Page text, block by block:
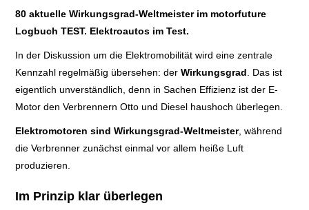
TECHNIK
POLITIK
MOTORSPORT E
TEST
80 aktuelle Wirkungsgrad-Weltmeister im motorfuture
Logbuch TEST. Elektroautos im Test.
In der Diskussion um die Elektromobilität wird eine zentrale
Kennzahl regelmäßig übersehen: derWirkungsgrad . Das ist
eigentlich unverständlich, denn in Sachen Effizienz ist der E-
Motor den Verbrennern Otto und Diesel haushoch überlegen.
Elektromotoren sind Wirkungsgrad-Weltmeister, während
die Verbrenner zunächst einmal vor allem heiße Luft
produzieren.
Im Prinzip klar überlegen